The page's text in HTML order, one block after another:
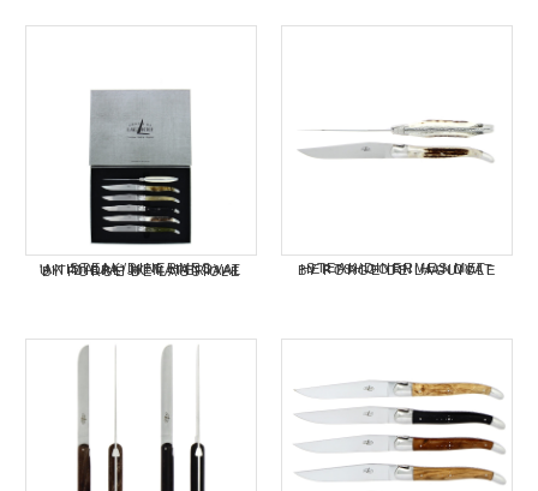
STEAK/DINERMES 'ANIMALIA' MET HANDVAT UIT DIERLIJK MATERIAAL BY FORGE DE LAGUIOLE STEAK/DINERMES MET HERTSHOORN HANDVAT BY FORGE DE LAGUIOLE